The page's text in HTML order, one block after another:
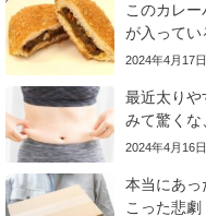
このカレ
が入ってい
2024年4月17日
最近太りや
みて驚くな
2024年4月16日
本当にあっ
こった悲劇